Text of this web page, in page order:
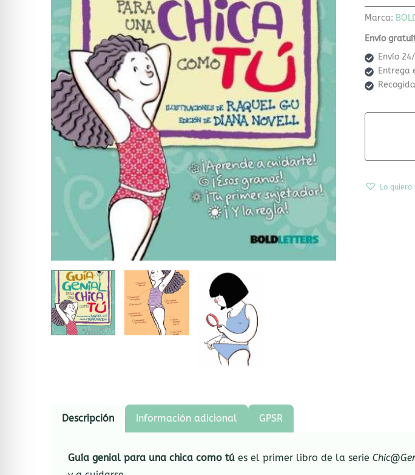
Marca:
Envío
Envío
Entrega
Lo
Descripción Información adicional GPSR
Guía genial para una chica como tú es el primer libro de la serie